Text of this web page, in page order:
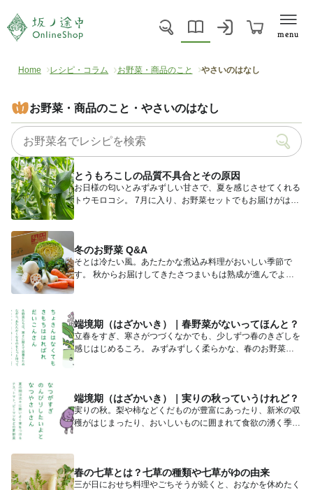
menu
Home レシピ・コラム お野菜・商品のこと やさいのはなし
お野菜・商品のこと・やさいのはなし
とうもろこしの品質不具合とその原因
お日様の匂いとみずみずしい甘さで、夏を感じさせてくれる
トウモロコシ。 7月に入り、お野菜セットでもお届けがはじ
まってい...
冬のお野菜 Q&A
そとは冷たい風。あたたかな煮込み料理がおいしい季節で
す。 秋からお届けしてきたさつまいもは熟成が進んでより
甘く、れんこ...
端境期（はざかいき）｜春野菜がないってほんと？
立春をすぎ、寒さがつづくなかでも、少しずつ春のきざしを
感じはじめるころ。 みずみずしく柔らかな、春のお野菜が
待ち遠しく...
端境期（はざかいき）｜実りの秋っていうけれど？
実りの秋。梨や柿などくだものが豊富にあったり、新米の収
穫がはじまったり、おいしいものに囲まれて食欲の湧く季節
春の七草とは？七草の種類や七草がゆの由来
三が日におせち料理やごちそうが続くと、おなかを休めたく